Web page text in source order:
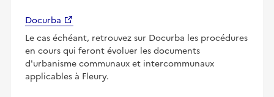
Docurba
Le cas échéant, retrouvez sur Docurba les procédures
en cours qui feront évoluer les documents
d'urbanisme communaux et intercommunaux
applicables à Fleury.